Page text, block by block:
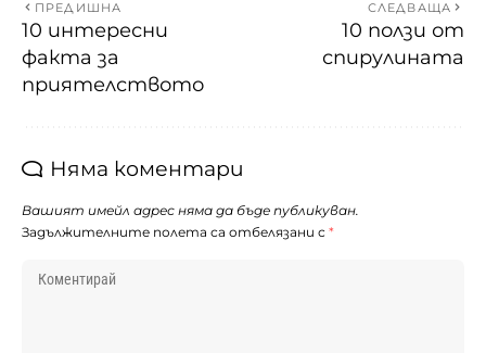
ПРЕДИШНА
10 интересни
факта за
приятелството
СЛЕДВАЩА
10 ползи от
спирулината
Няма коментари
Вашият имейл адрес няма да бъде публикуван.
Задължителните полета са отбелязани с *